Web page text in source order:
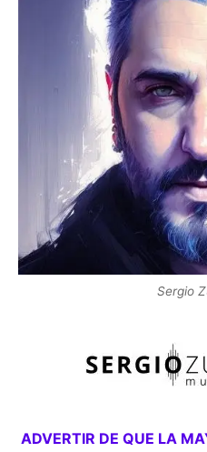
Sergio
ADVERTIR DE QUE LA